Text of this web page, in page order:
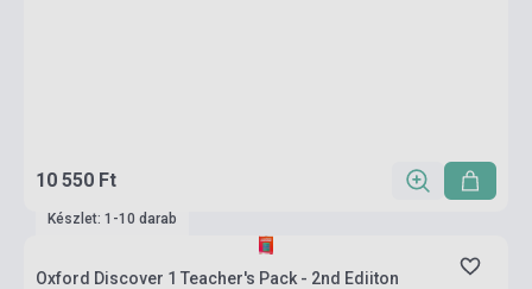
10 550 Ft
Készlet: 1-10 darab
Oxford Discover 1 Teacher's Pack - 2nd Ediiton